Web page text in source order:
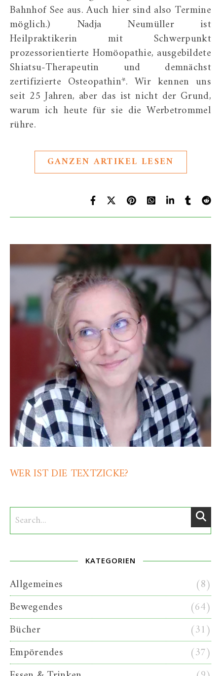
Bahnhof See aus. Auch hier sind also Termine
möglich.) Nadja Neumüller ist
Heilpraktikerin mit Schwerpunkt
prozessorientierte Homöopathie, ausgebildete
Shiatsu-Therapeutin und demnächst
zertifizierte Osteopathin*. Wir kennen uns
seit 25 Jahren, aber das ist nicht der Grund,
warum ich heute für sie die Werbetrommel
rühre.
GANZEN ARTIKEL LESEN
WER IST DIE TEXTZICKE?
KATEGORIEN
Allgemeines
(8)
Bewegendes
(64)
Bücher
(31)
Empörendes
(37)